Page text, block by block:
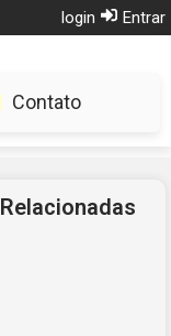
login Entrar
Contato